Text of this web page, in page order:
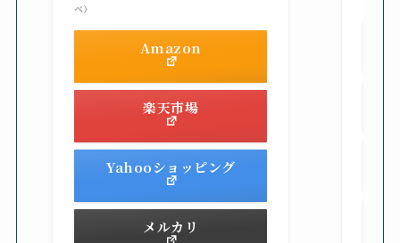
べ）
Amazon
楽天市場
Yahooショッピング
メルカリ